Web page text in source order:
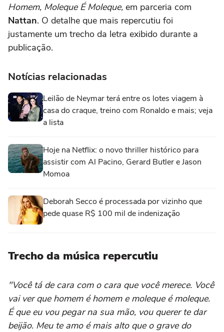
Homem, Moleque É Moleque, em parceria com
Nattan. O detalhe que mais repercutiu foi
justamente um trecho da letra exibido durante a
publicação.
Notícias relacionadas
Leilão de Neymar terá entre os lotes viagem à
casa do craque, treino com Ronaldo e mais; veja
a lista
Hoje na Netflix: o novo thriller histórico para
assistir com Al Pacino, Gerard Butler e Jason
Momoa
Deborah Secco é processada por vizinho que
pede quase R$ 100 mil de indenização
Trecho da música repercutiu
"Você tá de cara com o cara que você merece. Você
vai ver que homem é homem e moleque é moleque.
É que eu vou pegar na sua mão, vou querer te dar
beijão. Meu te amo é mais alto que o grave do